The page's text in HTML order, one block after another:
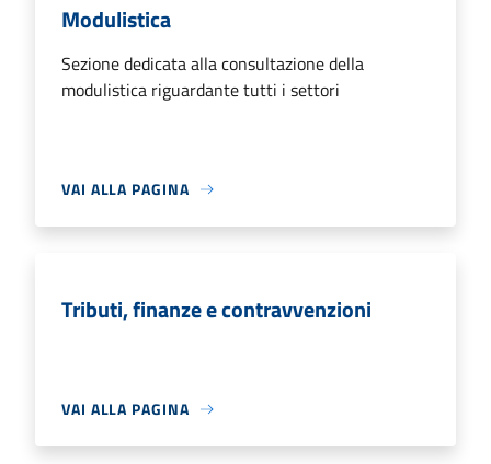
Modulistica
Sezione dedicata alla consultazione della
modulistica riguardante tutti i settori
VAI ALLA PAGINA
Tributi, finanze e contravvenzioni
VAI ALLA PAGINA